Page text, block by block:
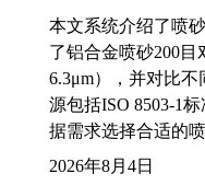
本文系统介绍了喷
了铝合金喷砂200目
6.3μm），并对比
源包括ISO 8503-1
据需求选择合适的喷
2026年8月4日